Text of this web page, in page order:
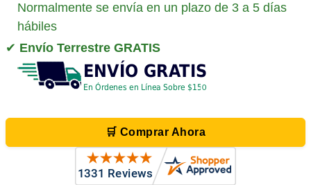
Normalmente se envía en un plazo de 3 a 5 días
hábiles
✔ Envío Terrestre GRATIS
🛒 Comprar Ahora